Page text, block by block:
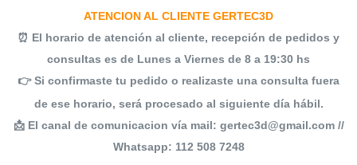
ATENCION AL CLIENTE GERTEC3D
⏰ El horario de atención al cliente, recepción de pedidos y
consultas es de Lunes a Viernes de 8 a 19:30 hs
👉 Si confirmaste tu pedido o realizaste una consulta fuera
de ese horario, será procesado al siguiente día hábil.
📩 El canal de comunicacion vía mail: gertec3d@gmail.com//
Whatsapp: 112 508 7248